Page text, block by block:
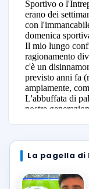
La pagella di